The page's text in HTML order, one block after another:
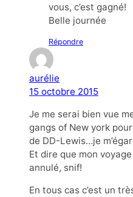
vous, c’est gagné!
Belle journée
Répondre
aurélie
15 octobre 2015
Je me serai bien vue
gangs of New york
de DD-Lewis…je
Et dire que mon
annulé, snif!
En tous cas c’est un